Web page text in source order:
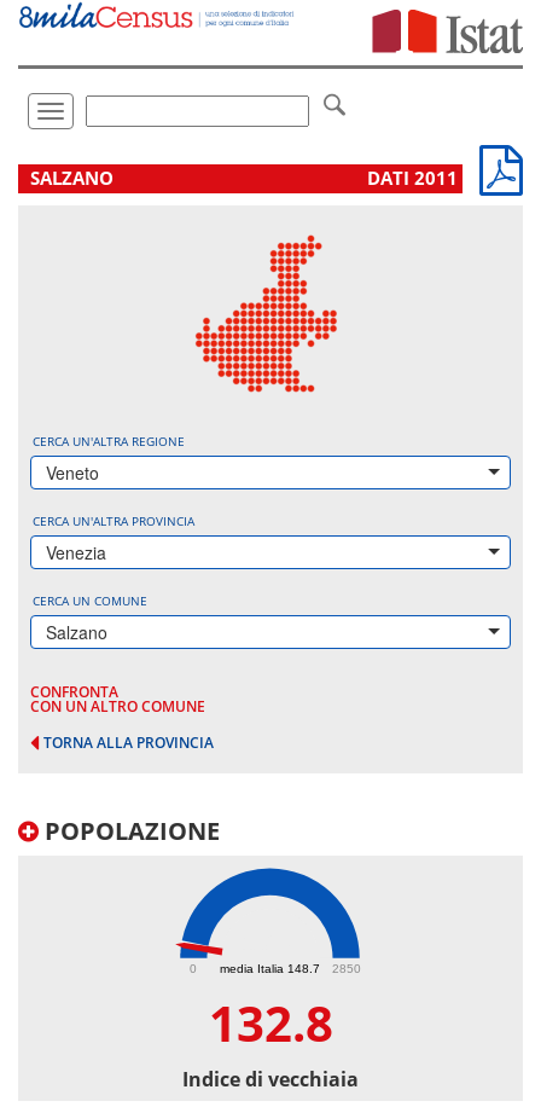
Vai
direttamente
Toggle
navigation
.
SALZANO DATI 2011
CERCA UN'ALTRA REGIONE
Veneto
CERCA UN'ALTRA PROVINCIA
Venezia
CERCA UN COMUNE
Salzano
CONFRONTA
CON UN ALTRO COMUNE
TORNA ALLA PROVINCIA
POPOLAZIONE
media Italia 148.7
0 2850
132.8
Indice di vecchiaia